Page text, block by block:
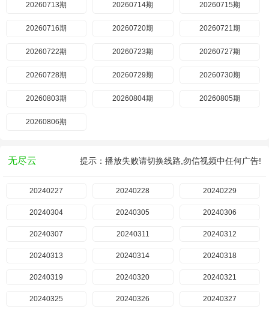
20260713期 20260714期 20260715期
20260716期 20260720期 20260721期
20260722期 20260723期 20260727期
20260728期 20260729期 20260730期
20260803期 20260804期 20260805期
20260806期
无尽云 提示：播放失败请切换线路,勿信视频中任何广告!
20240227 20240228 20240229
20240304 20240305 20240306
20240307 20240311 20240312
20240313 20240314 20240318
20240319 20240320 20240321
20240325 20240326 20240327